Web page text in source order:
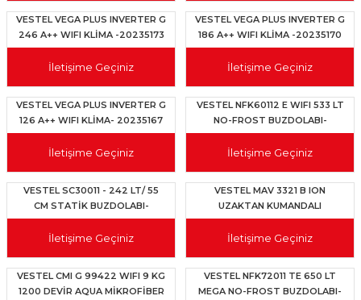
VESTEL VEGA PLUS INVERTER G
246 A++ WIFI KLİMA -20235173
İletişime Geçiniz
VESTEL VEGA PLUS INVERTER G
186 A++ WIFI KLİMA -20235170
İletişime Geçiniz
VESTEL VEGA PLUS INVERTER G
126 A++ WIFI KLİMA- 20235167
İletişime Geçiniz
VESTEL NFK60112 E WIFI 533 LT
NO-FROST BUZDOLABI-
20260129
İletişime Geçiniz
VESTEL SC30011 - 242 LT/ 55
CM STATİK BUZDOLABI-
20268357
İletişime Geçiniz
VESTEL MAV 3321 B ION
UZAKTAN KUMANDALI
VANTİLATÖR-20350576
İletişime Geçiniz
VESTEL CMI G 99422 WIFI 9 KG
1200 DEVİR AQUA MİKROFİBER
VESTEL NFK72011 TE 650 LT
MEGA NO-FROST BUZDOLABI-